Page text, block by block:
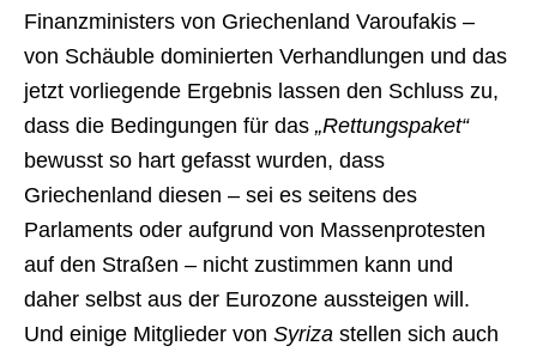
Finanzministers von Griechenland Varoufakis –
von Schäuble dominierten Verhandlungen und das
jetzt vorliegende Ergebnis lassen den Schluss zu,
dass die Bedingungen für das „Rettungspaket“
bewusst so hart gefasst wurden, dass
Griechenland diesen – sei es seitens des
Parlaments oder aufgrund von Massenprotesten
auf den Straßen – nicht zustimmen kann und
daher selbst aus der Eurozone aussteigen will.
Und einige Mitglieder von Syriza stellen sich auch